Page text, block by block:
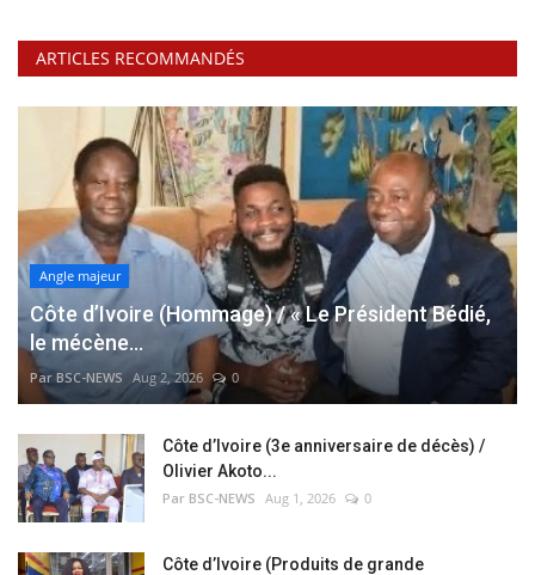
ARTICLES RECOMMANDÉS
Angle majeur
Côte d’Ivoire (Hommage) / « Le Président Bédié,
le mécène...
Par BSC-NEWS Aug 2, 2026 0
Côte d’Ivoire (3e anniversaire de décès) /
Olivier Akoto...
Par BSC-NEWS Aug 1, 2026 0
Côte d’Ivoire (Produits de grande